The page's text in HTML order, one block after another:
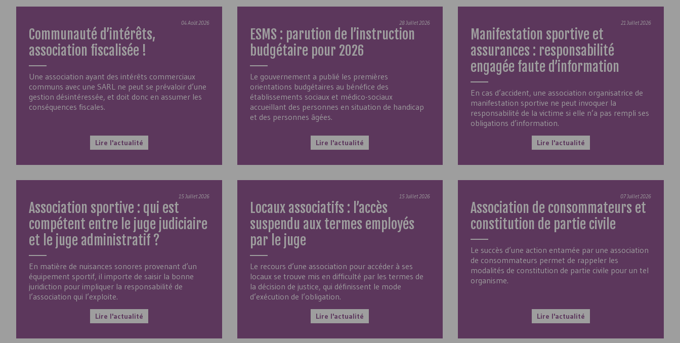
04 Août 2026
Communauté d’intérêts,
association fiscalisée !
Une association ayant des intérêts commerciaux
communs avec une SARL ne peut se prévaloir d’une
gestion désintéressée, et doit donc en assumer les
conséquences fiscales.
Lire l'actualité
28 Juillet 2026
ESMS : parution de l’instruction
budgétaire pour 2026
Le gouvernement a publié les premières
orientations budgétaires au bénéfice des
établissements sociaux et médico-sociaux
accueillant des personnes en situation de handicap
et des personnes âgées.
Lire l'actualité
21 Juillet 2026
Manifestation sportive et
assurances : responsabilité
engagée faute d’information
En cas d’accident, une association organisatrice de
manifestation sportive ne peut invoquer la
responsabilité de la victime si elle n’a pas rempli ses
obligations d’information.
Lire l'actualité
15 Juillet 2026
Association sportive : qui est
compétent entre le juge judiciaire
et le juge administratif ?
En matière de nuisances sonores provenant d’un
équipement sportif, il importe de saisir la bonne
juridiction pour impliquer la responsabilité de
l’association qui l’exploite.
Lire l'actualité
15 Juillet 2026
Locaux associatifs : l’accès
suspendu aux termes employés
par le juge
Le recours d’une association pour accéder à ses
locaux se trouve mis en difficulté par les termes de
la décision de justice, qui définissent le mode
d’exécution de l’obligation.
Lire l'actualité
07 Juillet 2026
Association de consommateurs et
constitution de partie civile
Le succès d’une action entamée par une association
de consommateurs permet de rappeler les
modalités de constitution de partie civile pour un tel
organisme.
Lire l'actualité